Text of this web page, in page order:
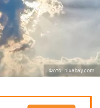
Фото: pixabay.com